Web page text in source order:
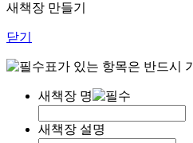
새책장 만들기
닫기
표가 있는 항목은 반드시
새책장 명
새책장 설명